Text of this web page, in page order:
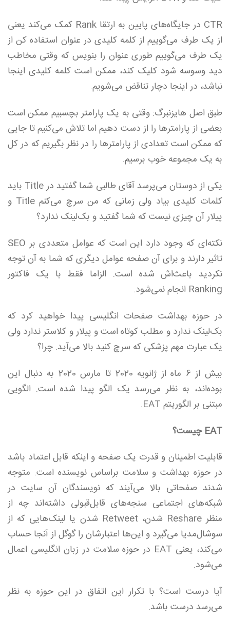
CTR در جایگاه‌های پایین به ارتقا Rank کمک می‌کند یعنی
از یک طرف می‌گوییم از کلمه کلیدی در عنوان استفاده کن از
یک طرف می‌گوییم طوری عنوان را بنویس که وقتی مخاطب
دید وسوسه شود کلیک کند، ممکن است کلمه کلیدی اینجا
نباشد، در اینجا دچار تناقض می‌شویم.
طبق اصل هایزنبرگ: وقتی به یک پارامتر بچسبیم ممکن است
بعضی از پارامترها را از دست دهیم اما تلاش می‌کنیم تا جایی
که ممکن است تعدادی از پارامترها را در نظر بگیریم که در کل
به یک مجموعه خوب برسیم.
یکی از دوستان می‌پرسد آقای طالبی شما گفتید در Title باید
کلمات کلیدی بیاد ولی زمانی که من سرچ می‌کنم Title و
پیلار آن چیزی نیست که شما گفتید و بک‌لینک ندارد؟
نکته‌ای که وجود دارد این است که عوامل متعددی بر SEO
تاثیر دارند و برای آن صفحه عوامل دیگری که شما به آن توجه
نکردید باعث‌اش شده است. الزاما فقط با یک فاکتور
Ranking انجام نمی‌شود.
در حوزه بهداشت صفحات انگلیسی پیدا خواهید کرد که
بک‌لینک ندارد و مطلب کوتاه است و پیلار و کلاستر ندارد ولی
یک عبارت مهم پزشکی که سرچ کنید بالا می‌آید. چرا؟
بیش از 6 ماه از ژانویه 2020 تا مارس 2020 به دنبال این
بوده‌اند، به نظر می‌رسد یک الگو پیدا شده است. الگویی
مبتنی بر الگوریتم EAT.
EAT چیست؟
قابلیت اطمینان و قدرت یک صفحه و اینکه قابل اعتماد باشد
در حوزه بهداشت و سلامت براساس نویسنده است. متوجه
شدند صفحاتی بالا می‌آیند که نویسندگان آن سایت در
شبکه‌های اجتماعی سنجه‌های قابل‌قبولی داشته‌اند چه از
منظر Reshare شدن، Retweet شدن یا لینک‌هایی که از
سوشال‌مدیا می‌گیرد و این‌ها اعتبارشان را گوگل از آنجا حساب
می‌کند، یعنی EAT در حوزه سلامت در زبان انگلیسی اعمال
می‌شود.
آیا درست است؟ با تکرار این اتفاق در این حوزه به نظر
می‌رسد درست باشد.